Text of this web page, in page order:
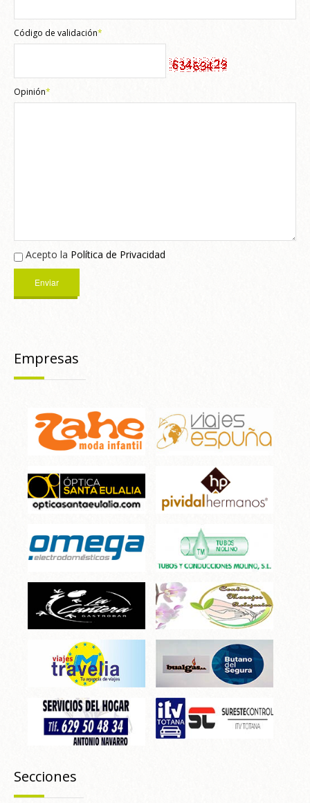
Código de validación*
Opinión*
Acepto la Política de Privacidad
Empresas
Secciones